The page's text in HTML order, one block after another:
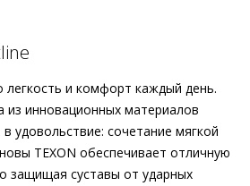
можно узнать на
и комфорт каждый день.
из инновационных материалов
удовольствие: сочетание мягкой
TEXON обеспечивает отличную
защищая суставы от ударных